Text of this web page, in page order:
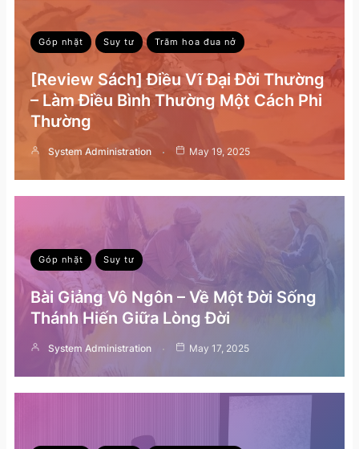
Góp nhặt Suy tư Trăm hoa đua nở
[Review Sách] Điều Vĩ Đại Đời Thường
– Làm Điều Bình Thường Một Cách Phi
Thường
System Administration May 19, 2025
Góp nhặt Suy tư
Bài Giảng Vô Ngôn – Về Một Đời Sống
Thánh Hiến Giữa Lòng Đời
System Administration May 17, 2025